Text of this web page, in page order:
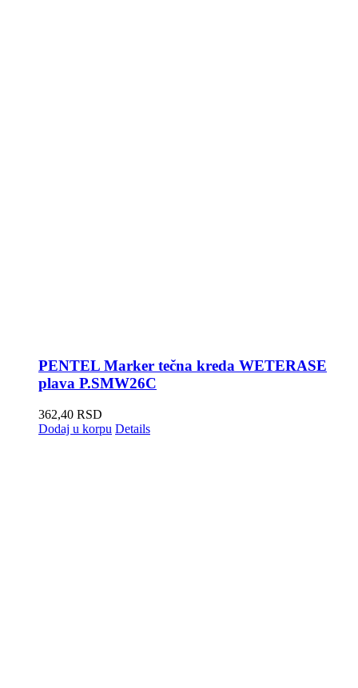
PENTEL Marker tečna kreda WETERASE
plava P.SMW26C
362,40 RSD
Dodaj u korpu Details